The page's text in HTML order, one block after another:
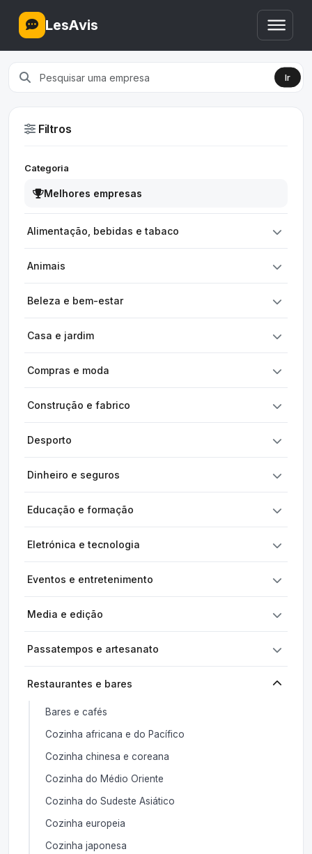
LesAvis
Ir
Filtros
Categoria
Melhores empresas
Alimentação, bebidas e tabaco
Animais
Beleza e bem-estar
Casa e jardim
Compras e moda
Construção e fabrico
Desporto
Dinheiro e seguros
Educação e formação
Eletrónica e tecnologia
Eventos e entretenimento
Media e edição
Passatempos e artesanato
Restaurantes e bares
Bares e cafés
Cozinha africana e do Pacífico
Cozinha chinesa e coreana
Cozinha do Médio Oriente
Cozinha do Sudeste Asiático
Cozinha europeia
Cozinha japonesa